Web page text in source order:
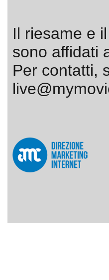
Il riesame e
sono affidati
Per contatti,